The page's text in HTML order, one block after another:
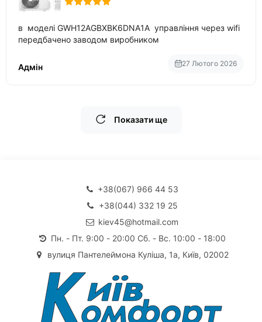
в моделі GWH12AGBXBK6DNA1A управління через wifi
передбачено заводом виробником
Адмін 27 Лютого 2026
Показати ще
+38(067) 966 44 53
+38(044) 332 19 25
kiev45@hotmail.com
Пн. - Пт. 9:00 - 20:00 Сб. - Вс. 10:00 - 18:00
вулиця Пантелеймона Куліша, 1а, Київ, 02002